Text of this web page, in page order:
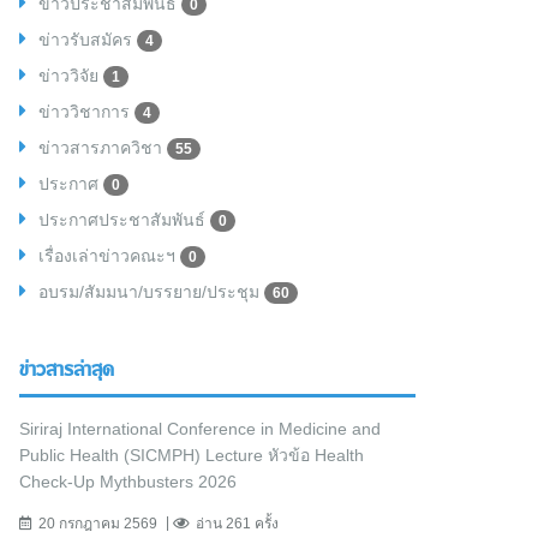
ข่าวประชาสัมพันธ์ 0
ข่าวรับสมัคร 4
ข่าววิจัย 1
ข่าววิชาการ 4
ข่าวสารภาควิชา 55
ประกาศ 0
ประกาศประชาสัมพันธ์ 0
เรื่องเล่าข่าวคณะฯ 0
อบรม/สัมมนา/บรรยาย/ประชุม 60
ข่าวสารล่าสุด
Siriraj International Conference in Medicine and
Public Health (SICMPH) Lecture หัวข้อ Health
Check-Up Mythbusters 2026
20 กรกฎาคม 2569 อ่าน 261 ครั้ง